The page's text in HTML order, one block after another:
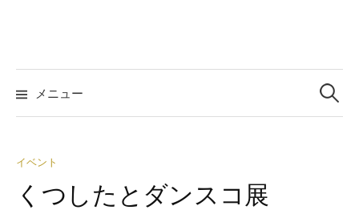
プ
メニュー 検
イベント
くつしたとダンスコ展